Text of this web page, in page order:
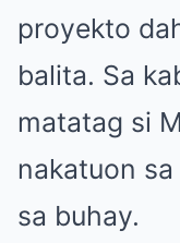
proyekto
balita. Sa
matatag si
nakatuon
sa buhay.